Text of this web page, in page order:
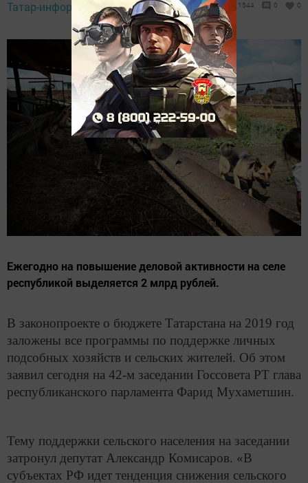
Татар-информ, 18 октября 2018 - 15:55 1544 0 0
Ежегодно на повышение деловой активности на селе
республикой выделяется 2 млрд рублей.
В законопроекте о бюджете Татарстана на 2019 год
заложены все программы по поддержке личных
подсобных хозяйств и сельских жителей. Об этом
заявил сегодня на 42-м заседании Госсовета РТ глава
республиканского парламента Фарид Мухаметшин.
Тему поддержки сельского населения на заседании
затронул депутат Александр Комисаров. «В
субъектах РФ идет тенденция снижения сельского